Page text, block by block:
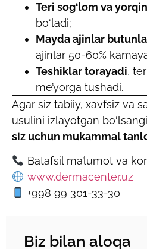
Teri sog‘lom va
bo‘ladi;
Mayda ajinlar
ajinlar 50-60%
Teshiklar torayadi,
me’yorga tushadi.
Agar siz tabiiy, xavfsiz va
usulini izlayotgan
siz uchun mukammal
Batafsil ma’lumot va
www.dermacenter.uz
+998 99 301-33-30
Biz bilan aloqa